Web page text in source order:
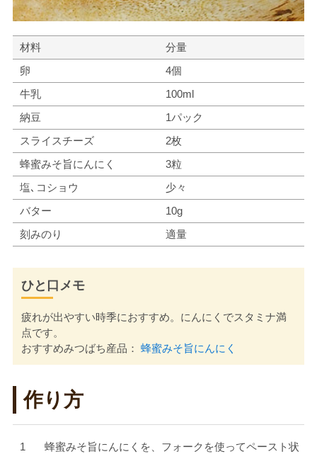
材料
分量
卵
4個
牛乳
100ml
納豆
1パック
スライスチーズ
2枚
蜂蜜みそ旨にんにく
3粒
塩､コショウ
少々
バター
10g
刻みのり
適量
ひと口メモ
疲れが出やすい時季におすすめ。にんにくでスタミナ満
点です。
おすすめみつばち産品： 蜂蜜みそ旨にんにく
作り方
蜂蜜みそ旨にんにくを、フォークを使ってペースト状